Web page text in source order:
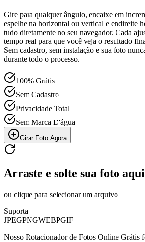
Gire para qualquer ângulo, encaixe em
espelhe na horizontal ou vertical e endireite
tudo diretamente no seu navegador. Cada
tempo real para que você veja o resultado
Sem cadastro, sem instalação e sua foto
durante todo o processo.
100% Grátis
Sem Cadastro
Privacidade Total
Sem Marca D'água
Girar Foto Agora
Arraste e solte sua foto aqui
ou clique para selecionar um arquivo
Suporta
JPEGPNGWEBPGIF
Nosso Rotacionador de Fotos Online Grátis